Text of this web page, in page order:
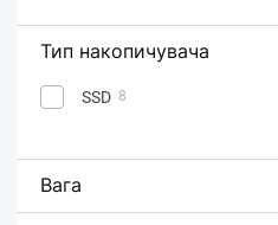
Тип накопичувача
SSD 8
Вага